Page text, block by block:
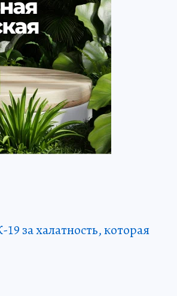
за халатность, которая